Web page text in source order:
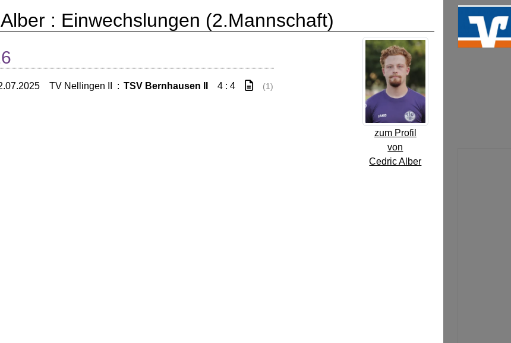
: Einwechslungen (2.Mannschaft)
zum Profil
von
Cedric Alber
TV Nellingen II : TSV Bernhausen II 4 : 4 (1)